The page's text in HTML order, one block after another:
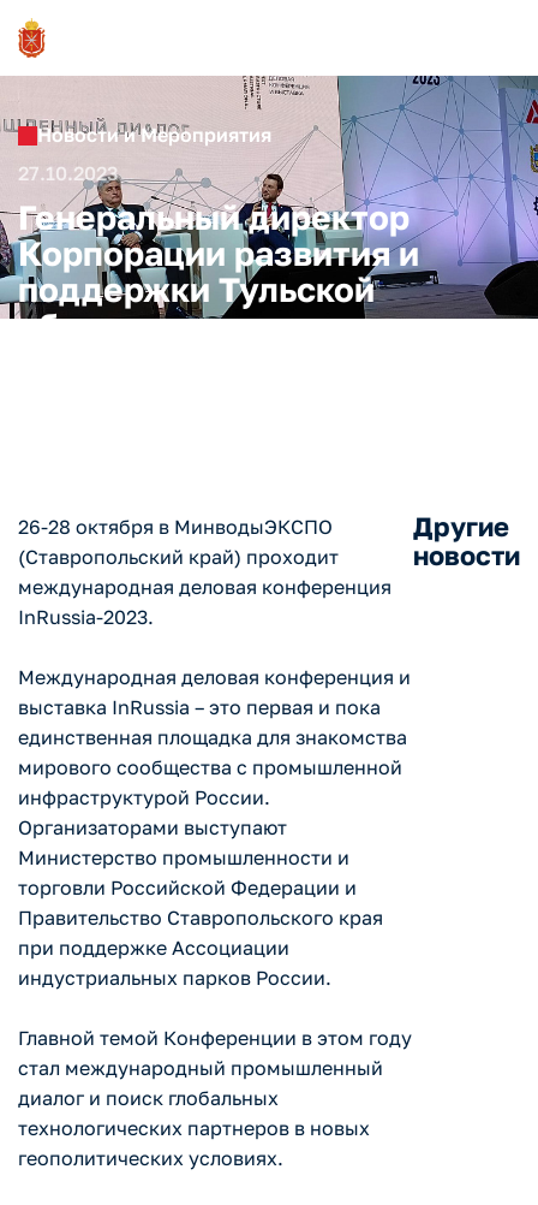
Новости и Мероприятия
27.10.2023
Генеральный директор
Корпорации развития и
поддержки Тульской
области выступил в качестве
26-28 октября в МинводыЭКСПО
(Ставропольский край) проходит
международная деловая конференция
InRussia-2023.
Международная деловая конференция и
выставка InRussia – это первая и пока
единственная площадка для знакомства
мирового сообщества с промышленной
инфраструктурой России.
Организаторами выступают
Министерство промышленности и
торговли Российской Федерации и
Правительство Ставропольского края
при поддержке Ассоциации
индустриальных парков России.
Главной темой Конференции в этом году
стал международный промышленный
диалог и поиск глобальных
технологических партнеров в новых
геополитических условиях.
Другие
новости